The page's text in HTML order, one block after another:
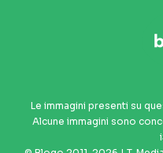
Le immagini presenti su
Alcune immagini sono